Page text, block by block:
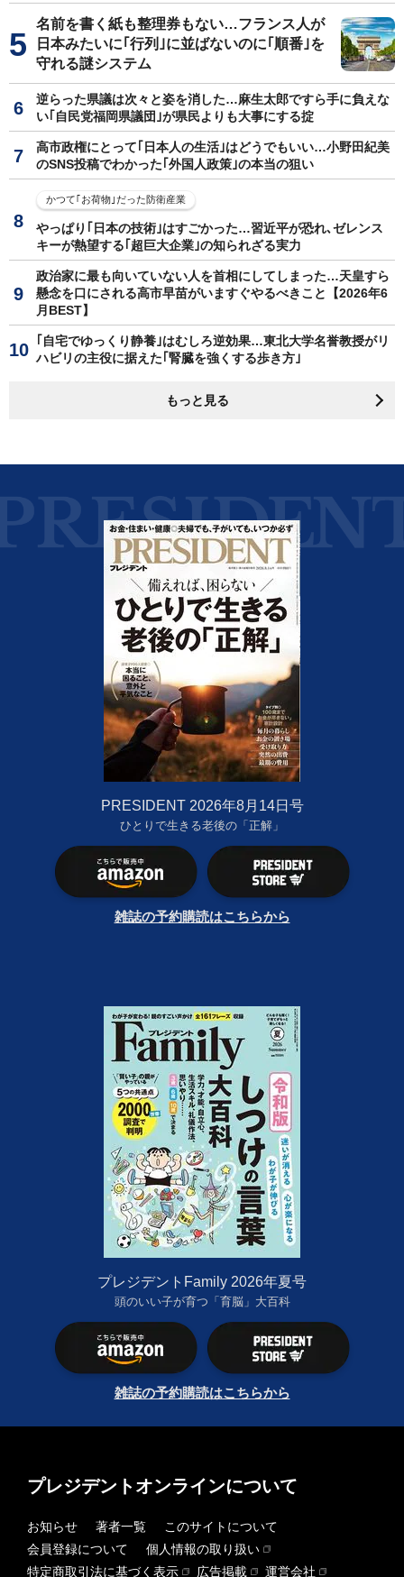
名前を書く紙も整理券もない…フランス人が
日本みたいに｢行列｣に並ばないのに｢順番｣を
守れる謎システム
逆らった県議は次々と姿を消した…麻生太郎ですら手に負えな
い｢自民党福岡県議団｣が県民よりも大事にする掟
高市政権にとって｢日本人の生活｣はどうでもいい…小野田紀美
のSNS投稿でわかった｢外国人政策｣の本当の狙い
かつて｢お荷物｣だった防衛産業
やっぱり｢日本の技術｣はすごかった…習近平が恐れ､ゼレンス
キーが熱望する｢超巨大企業｣の知られざる実力
政治家に最も向いていない人を首相にしてしまった…天皇すら
懸念を口にされる高市早苗がいますぐやるべきこと【2026年6
月BEST】
｢自宅でゆっくり静養｣はむしろ逆効果…東北大学名誉教授がリ
ハビリの主役に据えた｢腎臓を強くする歩き方｣
もっと見る
PRESIDENT 2026年8月14日号
ひとりで生きる老後の「正解」
雑誌の予約購読はこちらから
プレジデントFamily 2026年夏号
頭のいい子が育つ「育脳」大百科
雑誌の予約購読はこちらから
プレジデントオンラインについて
お知らせ 著者一覧
このサイトについて
会員登録について
個人情報の取り扱い
特定商取引法に基づく表示
広告掲載 運営会社